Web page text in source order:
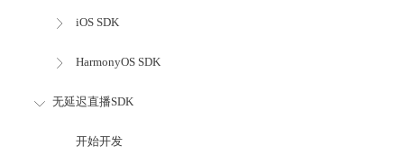
iOS SDK
HarmonyOS SDK
无延迟直播SDK
开始开发